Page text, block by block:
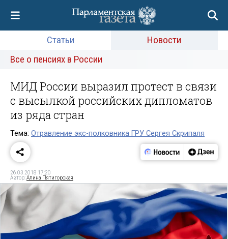
Статьи
Новости
Все о пенсиях в России
МИД России выразил протест в связи
с высылкой российских дипломатов
из ряда стран
Тема: Отравление экс-полковника ГРУ Сергея Скрипаля
26.03.2018 17:20
Автор:Алина Пятигорская